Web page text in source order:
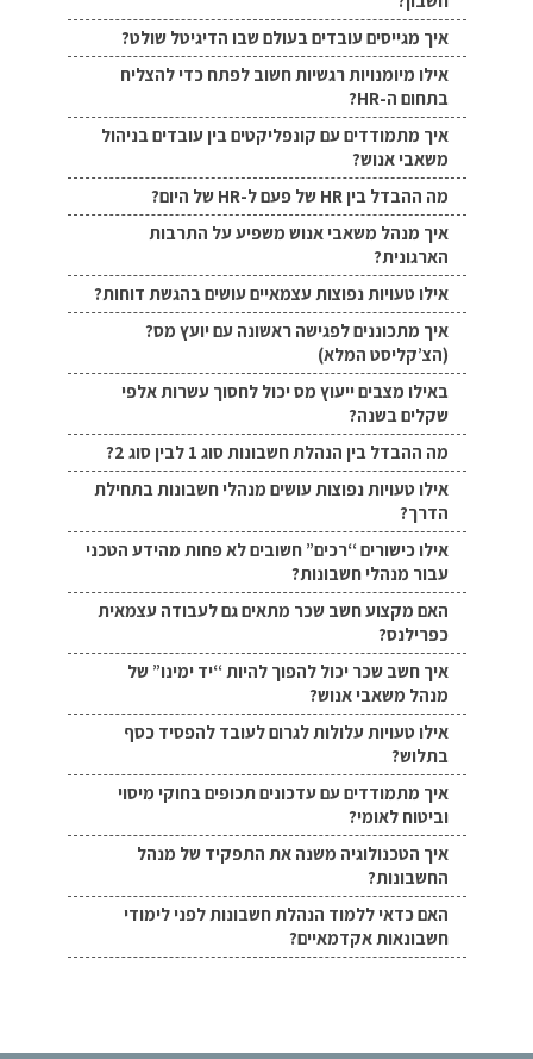
איך מגייסים עובדים בעולם שבו הדיגיטל שולט?
אילו מיומנויות רגשיות חשוב לפתח כדי להצליח
בתחום ה-HR?
איך מתמודדים עם קונפליקטים בין עובדים בניהול
משאבי אנוש?
מה ההבדל בין HR של פעם ל-HR של היום?
איך מנהל משאבי אנוש משפיע על התרבות
הארגונית?
אילו טעויות נפוצות עצמאיים עושים בהגשת דוחות?
איך מתכוננים לפגישה ראשונה עם יועץ מס?
(הצ’קליסט המלא)
באילו מצבים ייעוץ מס יכול לחסוך עשרות אלפי
שקלים בשנה?
מה ההבדל בין הנהלת חשבונות סוג 1 לבין סוג 2?
אילו טעויות נפוצות עושים מנהלי חשבונות בתחילת
הדרך?
אילו כישורים “רכים” חשובים לא פחות מהידע הטכני
עבור מנהלי חשבונות?
האם מקצוע חשב שכר מתאים גם לעבודה עצמאית
כפרילנס?
איך חשב שכר יכול להפוך להיות “יד ימינו” של
מנהל משאבי אנוש?
אילו טעויות עלולות לגרום לעובד להפסיד כסף
בתלוש?
איך מתמודדים עם עדכונים תכופים בחוקי מיסוי
וביטוח לאומי?
איך הטכנולוגיה משנה את התפקיד של מנהל
החשבונות?
האם כדאי ללמוד הנהלת חשבונות לפני לימודי
חשבונאות אקדמאיים?